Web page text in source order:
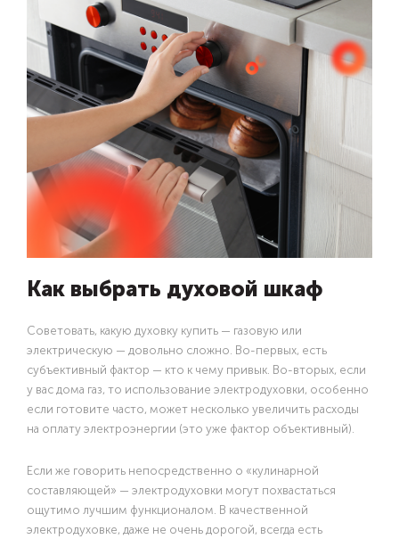
Как выбрать духовой шкаф
Советовать, какую духовку купить — газовую или
электрическую — довольно сложно. Во-первых, есть
субъективный фактор — кто к чему привык. Во-вторых, если
у вас дома газ, то использование электродуховки, особенно
если готовите часто, может несколько увеличить расходы
на оплату электроэнергии (это уже фактор объективный).
Если же говорить непосредственно о «кулинарной
составляющей» — электродуховки могут похвастаться
ощутимо лучшим функционалом. В качественной
электродуховке, даже не очень дорогой, всегда есть